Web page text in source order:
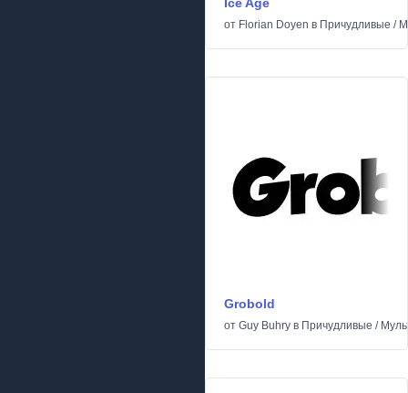
Ice Age
от Florian Doyen в Причудливые /
Grobold
от Guy Buhry в Причудливые /